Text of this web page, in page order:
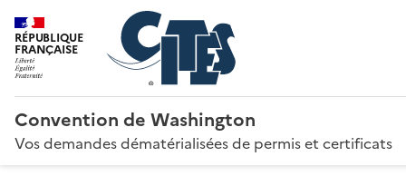
RÉPUBLIQUE
FRANÇAISE
Convention de Washington
Vos demandes dématérialisées de permis et certificats